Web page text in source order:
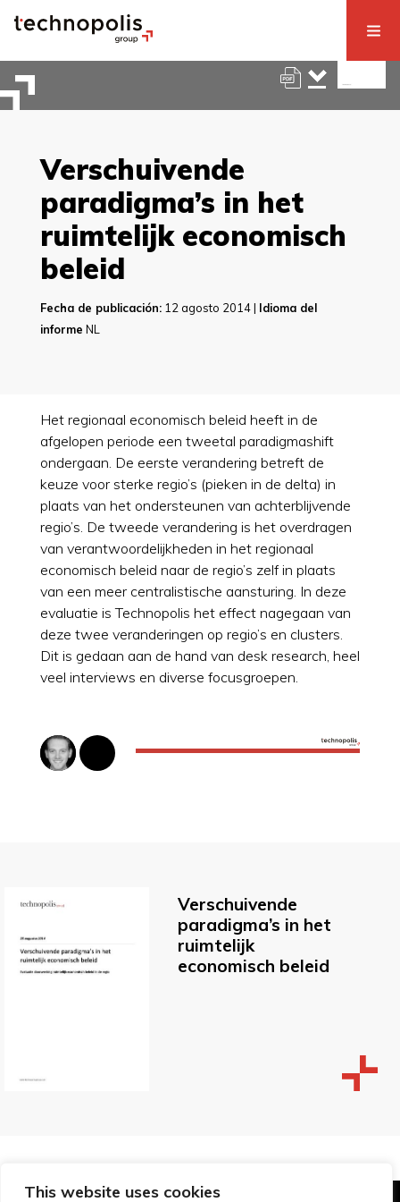
This website uses cookies
Verschuivende
paradigma’s in het
ruimtelijk economisch
beleid
Fecha de publicación:12 agosto 2014 | Idioma del
informe NL
Het regionaal economisch beleid heeft in de
afgelopen periode een tweetal paradigmashift
ondergaan. De eerste verandering betreft de
keuze voor sterke regio’s (pieken in de delta) in
plaats van het ondersteunen van achterblijvende
regio’s. De tweede verandering is het overdragen
van verantwoordelijkheden in het regionaal
economisch beleid naar de regio’s zelf in plaats
van een meer centralistische aansturing. In deze
evaluatie is Technopolis het effect nagegaan van
deze twee veranderingen op regio’s en clusters.
Dit is gedaan aan de hand van desk research, heel
veel interviews en diverse focusgroepen.
Verschuivende
paradigma’s in het
ruimtelijk
economisch beleid